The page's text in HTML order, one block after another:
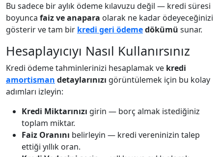
Bu sadece bir aylık ödeme kılavuzu değil — kredi süresi
boyunca faiz ve anapara olarak ne kadar ödeyeceğinizi
gösterir ve tam bir kredi geri ödemedökümü sunar.
Hesaplayıcıyı Nasıl Kullanırsınız
Kredi ödeme tahminlerinizi hesaplamak ve kredi
amortisman detaylarınızı görüntülemek için bu kolay
adımları izleyin:
Kredi Miktarınızı girin — borç almak istediğiniz
toplam miktar.
Faiz Oranını belirleyin — kredi vereninizin talep
ettiği yıllık oran.